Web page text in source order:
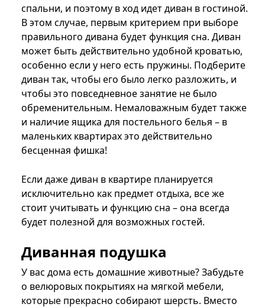
спальни, и поэтому в ход идет диван в гостиной.
В этом случае, первым критерием при выборе
правильного дивана будет функция сна. Диван
может быть действительно удобной кроватью,
особенно если у него есть пружины. Подберите
диван так, чтобы его было легко разложить, и
чтобы это повседневное занятие не было
обременительным. Немаловажным будет также
и наличие ящика для постельного белья – в
маленьких квартирах это действительно
бесценная фишка!
Если даже диван в квартире планируется
исключительно как предмет отдыха, все же
стоит учитывать и функцию сна – она всегда
будет полезной для возможных гостей.
Диванная подушка
У вас дома есть домашние животные? Забудьте
о велюровых покрытиях на мягкой мебели,
которые прекрасно собирают шерсть. Вместо